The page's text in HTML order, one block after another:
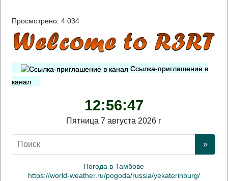
Просмотрено:4 034
Ссылка-приглашение в
канал
12:56:47
Пятница 7 августа 2026 г
Погода в Тамбове
https://world-weather.ru/pogoda/russia/yekaterinburg/